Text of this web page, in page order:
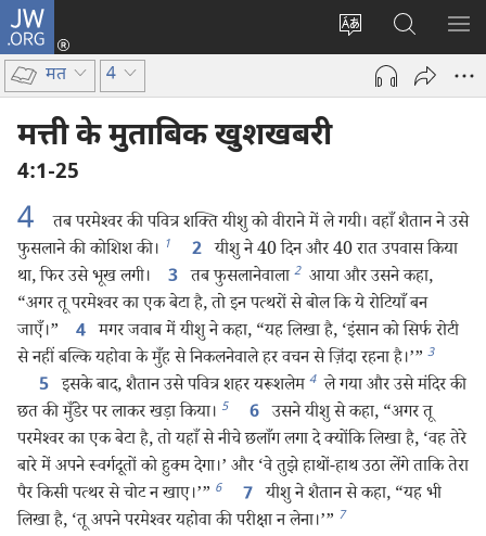
JW.ORG
वेबसाइट
भाषा
लॉग-
इन
(opens
window)
JW.ORG
खोजें
मैन्यू
मत 4
मत्ती के मुताबिक खुशखबरी
4:1-25
4
तब परमेश्‍वर की पवित्र शक्‍ति यीशु को वीराने में ले गयी। वहाँ शैतान ने उसे
फुसलाने की कोशिश की। 1 2 यीशु ने 40 दिन और 40 रात उपवास किया
था, फिर उसे भूख लगी।
3 तब फुसलानेवाला 2 आया और उसने कहा,
“अगर तू परमेश्‍वर का एक बेटा है, तो इन पत्थरों से बोल कि ये रोटियाँ बन
जाएँ।”
4 मगर जवाब में यीशु ने कहा, “यह लिखा है, ‘इंसान को सिर्फ रोटी
से नहीं बल्कि यहोवा के मुँह से निकलनेवाले हर वचन से ज़िंदा रहना है।’” 3
5 इसके बाद, शैतान उसे पवित्र शहर यरूशलेम 4 ले गया और उसे मंदिर की
छत की मुँडेर पर लाकर खड़ा किया। 5 6 उसने यीशु से कहा, “अगर तू
परमेश्‍वर का एक बेटा है, तो यहाँ से नीचे छलाँग लगा दे क्योंकि लिखा है, ‘वह तेरे
बारे में अपने स्वर्गदूतों को हुक्म देगा।’ और ‘वे तुझे हाथों-हाथ उठा लेंगे ताकि तेरा
पैर किसी पत्थर से चोट न खाए।’” 6 7 यीशु ने शैतान से कहा, “यह भी
लिखा है, ‘तू अपने परमेश्‍वर यहोवा की परीक्षा न लेना।’” 7